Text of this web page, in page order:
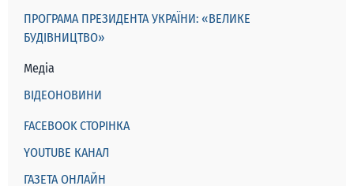
ПРОГРАМА ПРЕЗИДЕНТА УКРАЇНИ: «ВЕЛИКЕ
БУДІВНИЦТВО»
Медіа
ВІДЕОНОВИНИ
FACEBOOK СТОРІНКА
YOUTUBE КАНАЛ
ГАЗЕТА ОНЛАЙН